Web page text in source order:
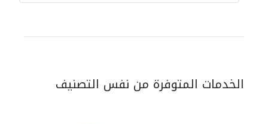
الخدمات المتوفرة من نفس التصنيف